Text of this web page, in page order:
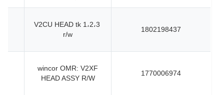
1802198437
V2CU HEAD tk 1،2،3
r/w
1770006974
wincor OMR: V2XF
HEAD ASSY R/W